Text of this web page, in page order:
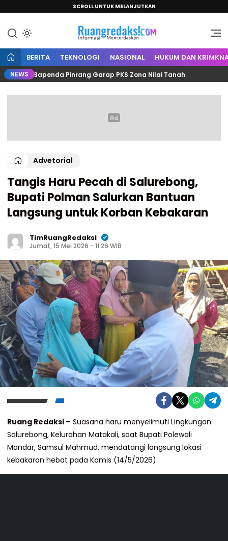
SCROLL UNTUK MELANJUTKAN
Ruang Redaksi
Informasi Mencerdaskan
BERITA TEKNOLOGI NASIONAL HUKUM DAN
NEWS
Bapenda Pinrang Garap PKS Zona Nilai Tanah
Advetorial
Tangis Haru Pecah di Salurebong,
Bupati Polman Salurkan Bantuan
Langsung untuk Korban Kebakaran
TimRuangRedaksi
Jumat, 15 Mei 2026 - 11:26 WIB
Ruang Redaksi – Suasana haru menyelimuti Lingkungan
Salurebong, Kelurahan Matakali, saat Bupati Polewali
Mandar, Samsul Mahmud, mendatangi langsung lokasi
kebakaran hebat pada Kamis (14/5/2026).